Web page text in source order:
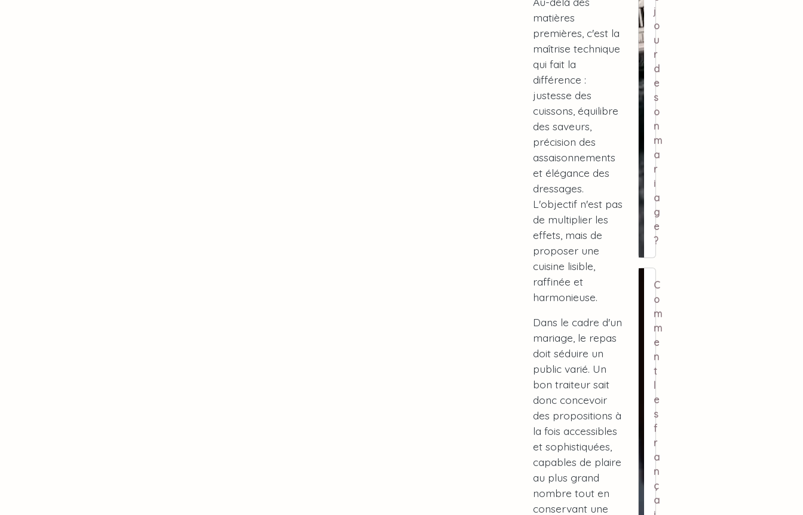
matières
premières, c'est la
maîtrise technique
qui fait la
différence :
justesse des
cuissons, équilibre
des saveurs,
précision des
assaisonnements
et élégance des
dressages.
L'objectif n'est pas
de multiplier les
effets, mais de
proposer une
cuisine lisible,
raffinée et
harmonieuse.
Dans le cadre d'un
mariage, le repas
doit séduire un
public varié. Un
bon traiteur sait
donc concevoir
des propositions à
la fois accessibles
et sophistiquées,
capables de plaire
au plus grand
nombre tout en
conservant une
j
o
u
r
d
e
s
o
n
m
a
r
i
a
g
e
?
C
o
m
m
e
n
t
l
e
s
f
r
a
n
ç
a